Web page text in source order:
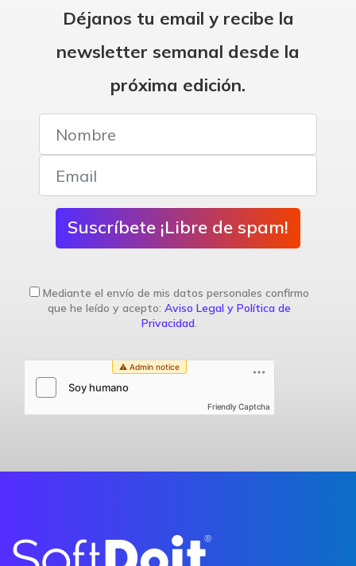
Déjanos tu email y recibe la
newsletter semanal desde la
próxima edición.
Suscríbete ¡Libre de spam!
Mediante el envío de mis datos personales confirmo
que he leído y acepto: Aviso Legal y Política de
Privacidad.
Friendly Captcha